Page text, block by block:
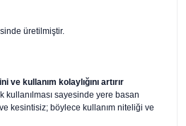
üretilmiştir.
kullanım kolaylığını artırır
kullanılması sayesinde yere basan
kesintisiz; böylece kullanım niteliği ve